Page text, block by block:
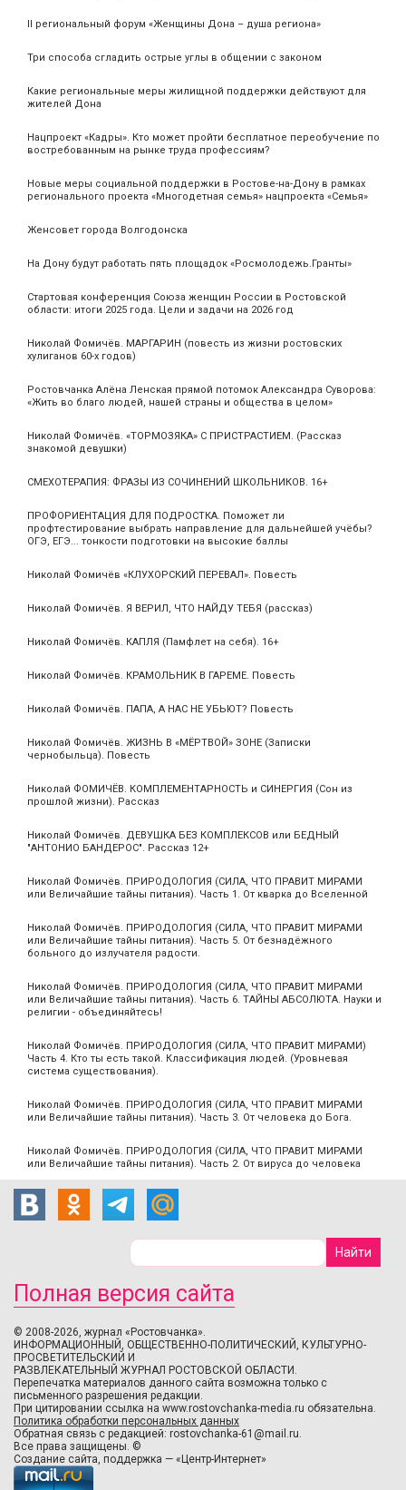
II региональный форум «Женщины Дона – душа региона»
Три способа сгладить острые углы в общении с законом
Какие региональные меры жилищной поддержки действуют для
жителей Дона
Нацпроект «Кадры». Кто может пройти бесплатное переобучение по
востребованным на рынке труда профессиям?
Новые меры социальной поддержки в Ростове-на-Дону в рамках
регионального проекта «Многодетная семья» нацпроекта «Семья»
Женсовет города Волгодонска
На Дону будут работать пять площадок «Росмолодежь.Гранты»
Стартовая конференция Союза женщин России в Ростовской
области: итоги 2025 года. Цели и задачи на 2026 год
Николай Фомичёв. МАРГАРИН (повесть из жизни ростовских
хулиганов 60-х годов)
Ростовчанка Алёна Ленская прямой потомок Александра Суворова:
«Жить во благо людей, нашей страны и общества в целом»
Николай Фомичёв. «ТОРМОЗЯКА» С ПРИСТРАСТИЕМ. (Рассказ
знакомой девушки)
СМЕХОТЕРАПИЯ: ФРАЗЫ ИЗ СОЧИНЕНИЙ ШКОЛЬНИКОВ. 16+
ПРОФОРИЕНТАЦИЯ ДЛЯ ПОДРОСТКА. Поможет ли
профтестирование выбрать направление для дальнейшей учёбы?
ОГЭ, ЕГЭ... тонкости подготовки на высокие баллы
Николай Фомичёв «КЛУХОРСКИЙ ПЕРЕВАЛ». Повесть
Николай Фомичёв. Я ВЕРИЛ, ЧТО НАЙДУ ТЕБЯ (рассказ)
Николай Фомичёв. КАПЛЯ (Памфлет на себя). 16+
Николай Фомичёв. КРАМОЛЬНИК В ГАРЕМЕ. Повесть
Николай Фомичёв. ПАПА, А НАС НЕ УБЬЮТ? Повесть
Николай Фомичёв. ЖИЗНЬ В «МЁРТВОЙ» ЗОНЕ (Записки
чернобыльца). Повесть
Николай ФОМИЧЁВ. КОМПЛЕМЕНТАРНОСТЬ и СИНЕРГИЯ (Сон из
прошлой жизни). Рассказ
Николай Фомичёв. ДЕВУШКА БЕЗ КОМПЛЕКСОВ или БЕДНЫЙ
"АНТОНИО БАНДЕРОС". Рассказ 12+
Николай Фомичёв. ПРИРОДОЛОГИЯ (СИЛА, ЧТО ПРАВИТ МИРАМИ
или Величайшие тайны питания). Часть 1. От кварка до Вселенной
Николай Фомичёв. ПРИРОДОЛОГИЯ (СИЛА, ЧТО ПРАВИТ МИРАМИ
или Величайшие тайны питания). Часть 5. От безнадёжного
больного до излучателя радости.
Николай Фомичёв. ПРИРОДОЛОГИЯ (СИЛА, ЧТО ПРАВИТ МИРАМИ
или Величайшие тайны питания). Часть 6. ТАЙНЫ АБСОЛЮТА. Науки и
религии - объединяйтесь!
Николай Фомичёв. ПРИРОДОЛОГИЯ (СИЛА, ЧТО ПРАВИТ МИРАМИ)
Часть 4. Кто ты есть такой. Классификация людей. (Уровневая
система существования).
Николай Фомичёв. ПРИРОДОЛОГИЯ (СИЛА, ЧТО ПРАВИТ МИРАМИ
или Величайшие тайны питания). Часть 3. От человека до Бога.
Николай Фомичёв. ПРИРОДОЛОГИЯ (СИЛА, ЧТО ПРАВИТ МИРАМИ
или Величайшие тайны питания). Часть 2. От вируса до человека
Полная версия сайта
© 2008-2026, журнал «Ростовчанка».
ИНФОРМАЦИОННЫЙ, ОБЩЕСТВЕННО-ПОЛИТИЧЕСКИЙ, КУЛЬТУРНО-
ПРОСВЕТИТЕЛЬСКИЙ И
РАЗВЛЕКАТЕЛЬНЫЙ ЖУРНАЛ РОСТОВСКОЙ ОБЛАСТИ.
Перепечатка материалов данного сайта возможна только с
письменного разрешения редакции.
При цитировании ссылка на www.rostovchanka-media.ru обязательна.
Политика обработки персональных данных
Обратная связь с редакцией: rostovchanka-61@mail.ru.
Все права защищены. ©
Создание сайта, поддержка — «Центр-Интернет»